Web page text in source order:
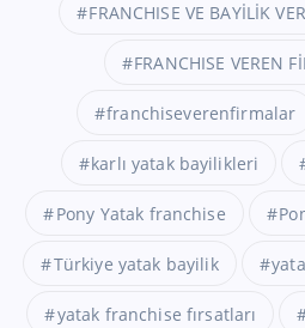
FRANCHISE VE BAYİLİK
FRANCHISE VEREN
franchiseverenfirmalar
karlı yatak bayilikleri
Pony Yatak franchise
Türkiye yatak bayilik
yatak franchise fırsatları